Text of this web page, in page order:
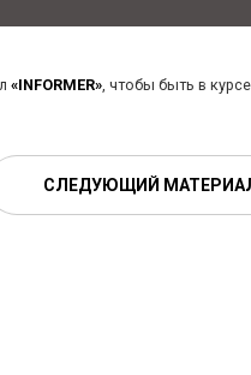
«INFORMER», чтобы быть в
СЛЕДУЮЩИЙ